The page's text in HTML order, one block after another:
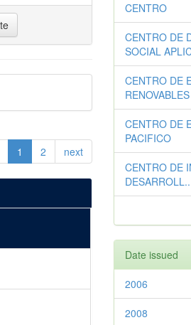
1 2 next
CENTRO
CENTRO DE
SOCIAL
CENTRO DE
CENTRO DE
PACIFICO
CENTRO DE
Date issued
2006
2008